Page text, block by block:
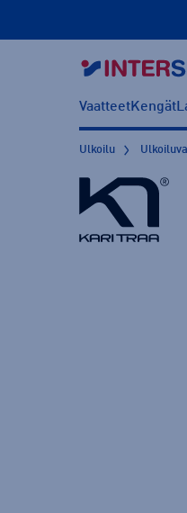
VaatteetKengät
Ulkoilu